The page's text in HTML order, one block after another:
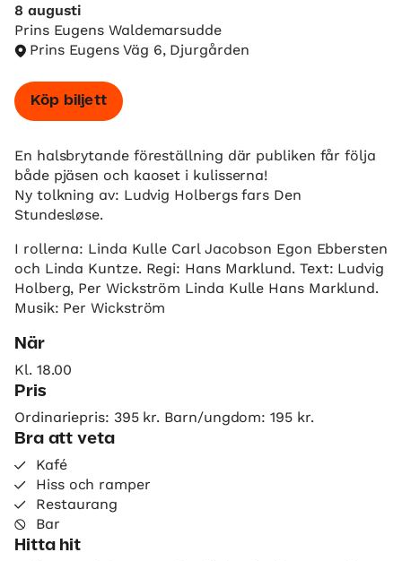
8 augusti
Prins Eugens Waldemarsudde
Prins Eugens Väg 6, Djurgården
Köp biljett
En halsbrytande föreställning där publiken får följa
både pjäsen och kaoset i kulisserna!
Ny tolkning av: Ludvig Holbergs fars Den
Stundesløse.
I rollerna: Linda Kulle Carl Jacobson Egon Ebbersten
och Linda Kuntze. Regi: Hans Marklund. Text: Ludvig
Holberg, Per Wickström Linda Kulle Hans Marklund.
Musik: Per Wickström
När
Kl. 18.00
Pris
Ordinariepris: 395 kr. Barn/ungdom: 195 kr.
Bra att veta
Kafé
Hiss och ramper
Restaurang
Bar
Hitta hit